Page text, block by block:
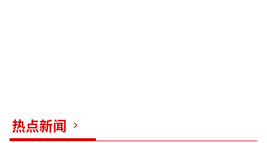
热点新闻